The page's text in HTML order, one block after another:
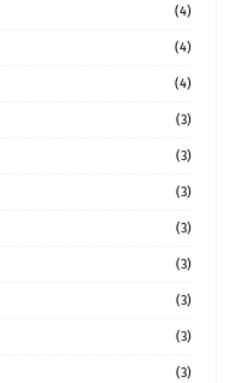
(4)
(4)
(4)
(3)
(3)
(3)
(3)
(3)
(3)
(3)
(3)